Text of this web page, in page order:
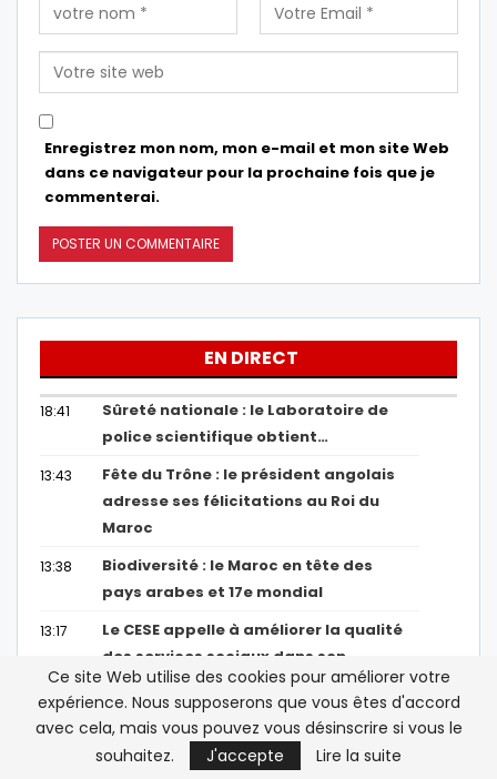
Enregistrez mon nom, mon e-mail et mon site Web
dans ce navigateur pour la prochaine fois que je
commenterai.
EN DIRECT
18:41
Sûreté nationale : le Laboratoire de
police scientifique obtient…
13:43
Fête du Trône : le président angolais
adresse ses félicitations au Roi du
Maroc
13:38
Biodiversité : le Maroc en tête des
pays arabes et 17e mondial
13:17
Le CESE appelle à améliorer la qualité
des services sociaux dans son
rapport…
Afficher Plus
Ce site Web utilise des cookies pour améliorer votre
expérience. Nous supposerons que vous êtes d'accord
avec cela, mais vous pouvez vous désinscrire si vous le
souhaitez.
J'accepte Lire la suite